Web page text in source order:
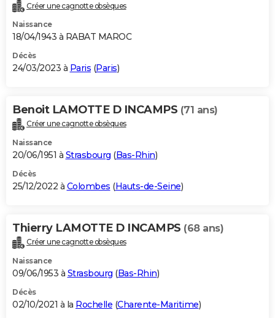
Créer une cagnotte obsèques
Naissance
18/04/1943 à RABAT MAROC
Décès
24/03/2023 à Paris (Paris)
Benoit LAMOTTE D INCAMPS (71 ans)
Créer une cagnotte obsèques
Naissance
20/06/1951 à Strasbourg (Bas-Rhin)
Décès
25/12/2022 à Colombes (Hauts-de-Seine)
Thierry LAMOTTE D INCAMPS (68 ans)
Créer une cagnotte obsèques
Naissance
09/06/1953 à Strasbourg (Bas-Rhin)
Décès
02/10/2021 à la Rochelle (Charente-Maritime)